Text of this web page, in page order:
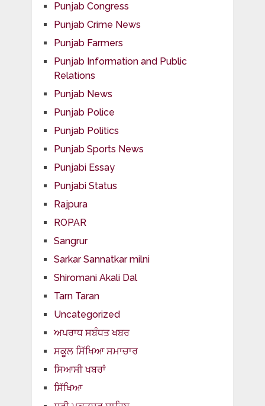
Punjab Congress
Punjab Crime News
Punjab Farmers
Punjab Information and Public
Relations
Punjab News
Punjab Police
Punjab Politics
Punjab Sports News
Punjabi Essay
Punjabi Status
Rajpura
ROPAR
Sangrur
Sarkar Sannatkar milni
Shiromani Akali Dal
Tarn Taran
Uncategorized
ਅਪਰਾਧ ਸਬੰਧਤ ਖਬਰ
ਸਕੂਲ ਸਿੱਖਿਆ ਸਮਾਚਾਰ
ਸਿਆਸੀ ਖਬਰਾਂ
ਸਿੱਖਿਆ